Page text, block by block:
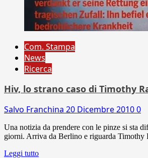
Com. Stampa
News
Ricerca
Hiv, lo strano caso di Timothy
Salvo Franchina 20 Dicembre 20100
Una notizia da prendere con le pinze si sta
giorni. Arriva da Berlino e riguarda Timothy
Leggi tutto